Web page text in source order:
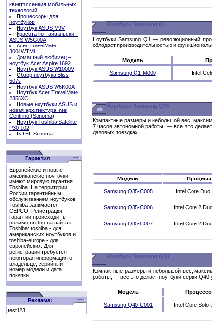
квинтэссенция мобильных
технологий
Процессоры для
ноутбуков
Ноутбук ASUS M9V
Красота по-тайваньски –
ASUS W5G00A
Acer TravelMate
3004WTMi
Домашний любимец –
ноутбук Acer Aspire 1692
Ноутбук ASUS W1000V
Обзор ноутбука Bliss
507s
Ноутбук ASUS W6K00A
Ноутбук Acer TravelMate
2355XC
Новые ноутбуки ASUS и
новая архитектура Intel
Centrino (Sonoma)
Ноутбук Toshiba Satellite
P30-102
INTEL Sonoma
Гарантия
Европейские и новые
американские ноутбуки
имеют мировую гарантия
Toshiba. На территории
России гарантийным
обслуживанием ноутбуков
Toshiba занимается
СЕРСО. Регистрация
гарантии происходит в
режиме on-line на сайтах
Toshiba: toshiba - для
американских ноутбуков и
toshiba-europe - для
европейских. Для
регистрации требуется
некоторая информация о
владельце, серийный
номер модели и дата
покупки.
Реклама:
test123
Ноутбуки Samsung Q1
Ноутбуки Samsung Q1 — революционный
обладает производительностью и
Модель
Samsung Q1-M000 Intel
Ноутбуки Samsung Q35
Компактные размеры и небольшой вес,
7 часов автономной работы, — все это
деловых поездках.
Модель
Samsung Q35-C005 Intel Core Duo
Samsung Q35-С006 Intel Core 2
Samsung Q35-C007 Intel Core 2
Ноутбуки Samsung Q40
Компактные размеры и небольшой вес,
работы, — все это делает ноутбуки серии
Модель
Samsung Q40-C001 Intel Core Solo